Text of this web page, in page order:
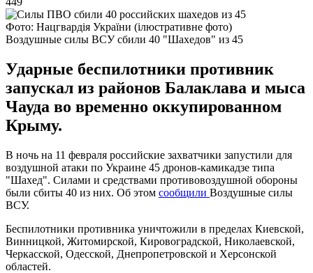
Фото: Нацгвардія України (ілюстративне фото)
Воздушные силы ВСУ сбили 40 "Шахедов" из 45
Ударные беспилотники противник
запускал из районов Балаклава и мыса
Чауда во временно оккупированном
Крыму.
В ночь на 11 февраля российские захватчики запустили для
воздушной атаки по Украине 45 дронов-камикадзе типа
"Шахед". Силами и средствами противовоздушной обороны
были сбиты 40 из них. Об этом сообщили Воздушные силы
ВСУ.
Беспилотники противника уничтожили в пределах Киевской,
Винницкой, Житомирской, Кировоградской, Николаевской,
Черкасской, Одесской, Днепропетровской и Херсонской
областей.